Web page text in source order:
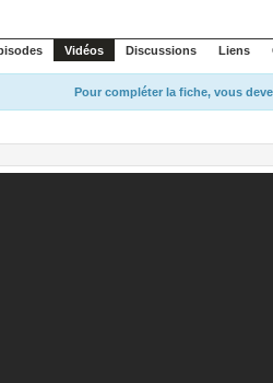
Vidéos Discussions Liens
Pour compléter la fiche, vous